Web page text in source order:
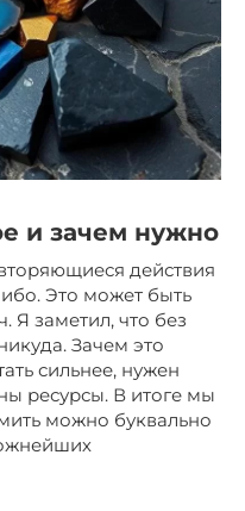
и зачем нужно
действия
Это может быть
Я заметил, что без
Зачем это
сильнее, нужен
ресурсы. В итоге мы
можно буквально